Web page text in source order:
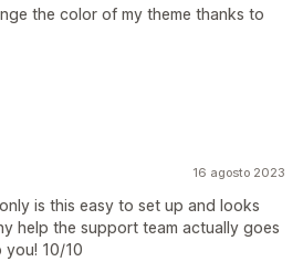
the color of my theme thanks to
16 agosto 2023
is this easy to set up and looks
help the support team actually goes
10/10